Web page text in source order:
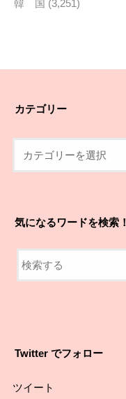
韓 国 (3,251)
カテゴリー
気になるワードを検索！
Twitter でフォロー
ツイート